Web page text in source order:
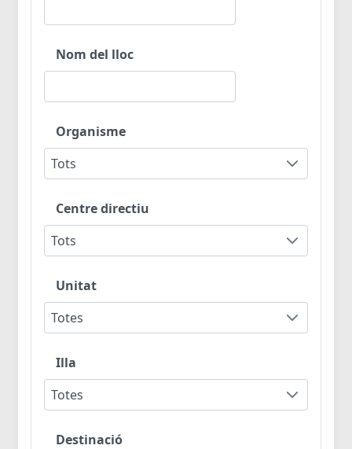
Nom del lloc
Organisme
Tots
Centre directiu
Tots
Unitat
Totes
Illa
Totes
Destinació